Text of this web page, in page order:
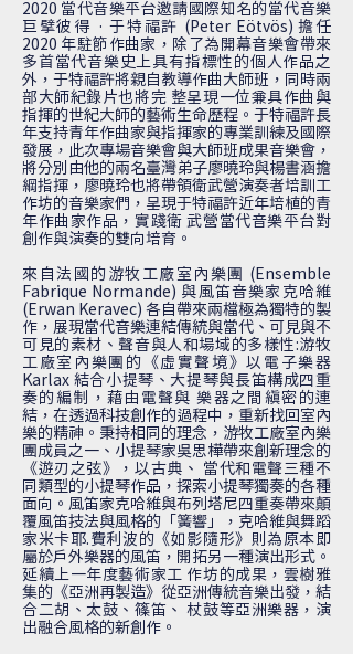
2020 當代音樂平台邀請國際知名的當代音樂
巨擘彼得 · 于特福許 (Peter Eötvös) 擔任
2020 年駐節作曲家，除了為開幕音樂會帶來
多首當代音樂史上具有指標性的個人作品之
外，于特福許將親自教導作曲大師班，同時兩
部大師紀錄片也將完 整呈現一位兼具作曲與
指揮的世紀大師的藝術生命歷程。于特福許長
年支持青年作曲家與指揮家的專業訓練及國際
發展，此次專場音樂會與大師班成果音樂會，
將分別由他的兩名臺灣弟子廖曉玲與楊書涵擔
綱指揮，廖曉玲也將帶領衛武營演奏者培訓工
作坊的音樂家們，呈現于特福許近年培植的青
年作曲家作品，實踐衛 武營當代音樂平台對
創作與演奏的雙向培育。
來自法國的游牧工廠室內樂團 (Ensemble
Fabrique Normande) 與風笛音樂家克哈維
(Erwan Keravec) 各自帶來兩檔極為獨特的製
作，展現當代音樂連結傳統與當代、可見與不
可見的素材、聲音與人和場域的多樣性:游牧
工廠室內樂團的《虛實聲境》以電子樂器
Karlax 結合小提琴、大提琴與長笛構成四重
奏的編制，藉由電聲與 樂器之間縝密的連
結，在透過科技創作的過程中，重新找回室內
樂的精神。秉持相同的理念，游牧工廠室內樂
團成員之一、小提琴家吳思樺帶來創新理念的
《遊刃之弦》，以古典、 當代和電聲三種不
同類型的小提琴作品，探索小提琴獨奏的各種
面向。風笛家克哈維與布列塔尼四重奏帶來顛
覆風笛技法與風格的「簧響」，克哈維與舞蹈
家米卡耶.費利波的《如影隨形》則為原本即
屬於戶外樂器的風笛，開拓另一種演出形式。
延續上一年度藝術家工 作坊的成果，雲樹雅
集的《亞洲再製造》從亞洲傳統音樂出發，結
合二胡、太鼓、篠笛、 杖鼓等亞洲樂器，演
出融合風格的新創作。